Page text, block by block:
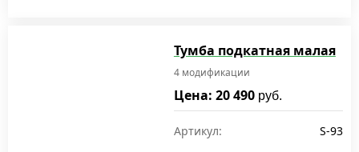
Тумба подкатная малая
4 модификации
Цена: 20 490 руб.
Артикул: S-93